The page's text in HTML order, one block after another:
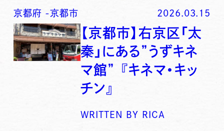
京都府 -京都市 2026.03.15
【京都市】右京区「太
秦」にある”うずキネ
マ館” 『キネマ・キッ
チン』
WRITTEN BY RICA